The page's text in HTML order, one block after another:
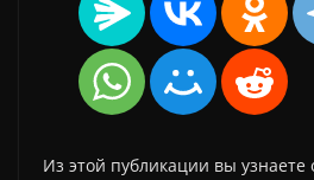
Из этой публикации вы